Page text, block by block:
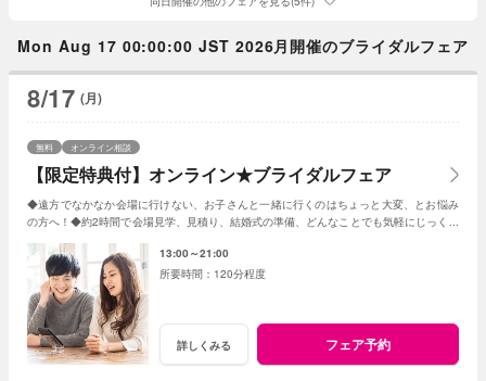
Mon Aug 17 00:00:00 JST 2026月開催のブライダルフェア
8/17 (月)
【限定特典付】オンライン★ブライダルフェア
無料 オンライン相談
◆遠方でなかなか会場に行けない、お子さんと一緒に行くのはちょっと大変、とお悩み
の方へ！◆約2時間で会場見学、見積り、結婚式の準備、どんなことでも気軽にじっくり
13:00～21:00
120分程度
詳しくみる フェア予約